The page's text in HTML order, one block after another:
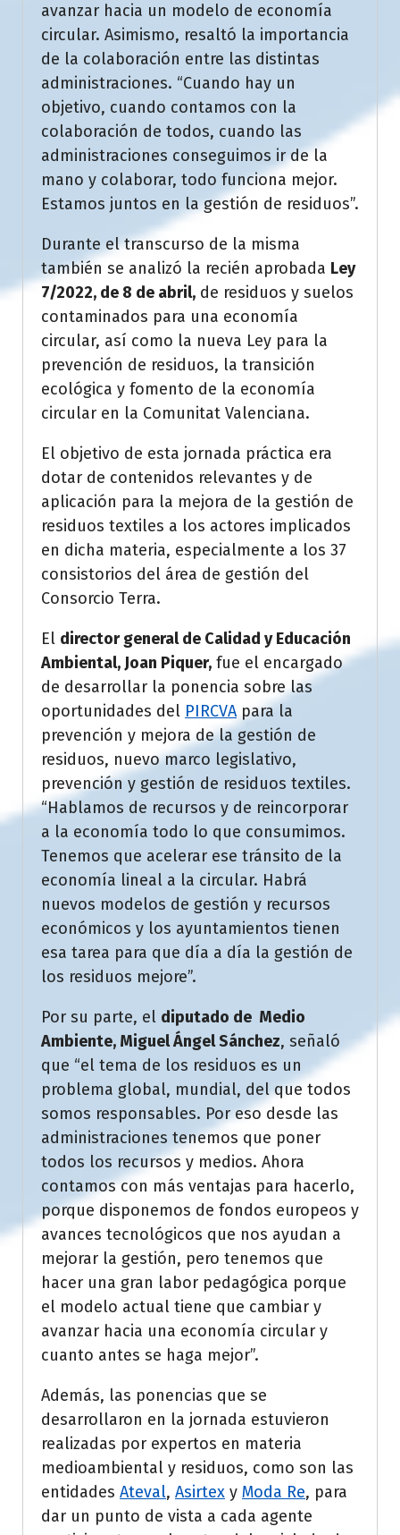
avanzar hacia un modelo de economía
circular. Asimismo, resaltó la importancia
de la colaboración entre las distintas
administraciones. “Cuando hay un
objetivo, cuando contamos con la
colaboración de todos, cuando las
administraciones conseguimos ir de la
mano y colaborar, todo funciona mejor.
Estamos juntos en la gestión de residuos”.
Durante el transcurso de la misma
también se analizó la recién aprobada Ley
7/2022, de 8 de abril, de residuos y suelos
contaminados para una economía
circular, así como la nueva Ley para la
prevención de residuos, la transición
ecológica y fomento de la economía
circular en la Comunitat Valenciana.
El objetivo de esta jornada práctica era
dotar de contenidos relevantes y de
aplicación para la mejora de la gestión de
residuos textiles a los actores implicados
en dicha materia, especialmente a los 37
consistorios del área de gestión del
Consorcio Terra.
El director general de Calidad y Educación
Ambiental, Joan Piquer, fue el encargado
de desarrollar la ponencia sobre las
oportunidades del PIRCVApara la
prevención y mejora de la gestión de
residuos, nuevo marco legislativo,
prevención y gestión de residuos textiles.
“Hablamos de recursos y de reincorporar
a la economía todo lo que consumimos.
Tenemos que acelerar ese tránsito de la
economía lineal a la circular. Habrá
nuevos modelos de gestión y recursos
económicos y los ayuntamientos tienen
esa tarea para que día a día la gestión de
los residuos mejore”.
Por su parte, el diputado de Medio
Ambiente, Miguel Ángel Sánchez, señaló
que “el tema de los residuos es un
problema global, mundial, del que todos
somos responsables. Por eso desde las
administraciones tenemos que poner
todos los recursos y medios. Ahora
contamos con más ventajas para hacerlo,
porque disponemos de fondos europeos y
avances tecnológicos que nos ayudan a
mejorar la gestión, pero tenemos que
hacer una gran labor pedagógica porque
el modelo actual tiene que cambiar y
avanzar hacia una economía circular y
cuanto antes se haga mejor”.
Además, las ponencias que se
desarrollaron en la jornada estuvieron
realizadas por expertos en materia
medioambiental y residuos, como son las
entidades Ateval, Asirtex y Moda Re, para
dar un punto de vista a cada agente